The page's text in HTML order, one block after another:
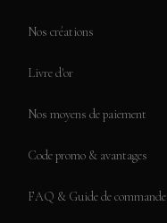
Nos créations
Livre d'or
Nos moyens de paiement
Code promo & avantages
FAQ & Guide de commande